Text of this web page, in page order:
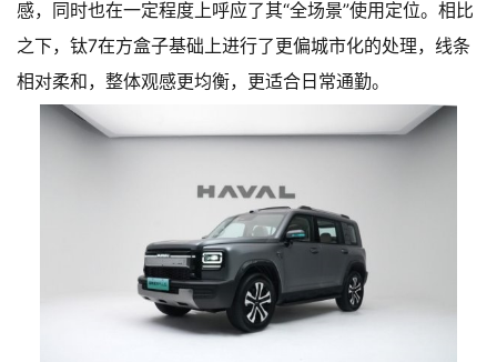
感，同时也在一定程度上呼应了其“全场景”使用定位。相比
之下，钛7在方盒子基础上进行了更偏城市化的处理，线条
相对柔和，整体观感更均衡，更适合日常通勤。